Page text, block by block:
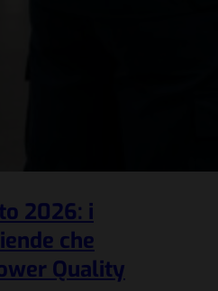
2026: i
che
Quality